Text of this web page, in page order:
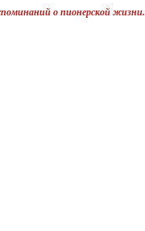
о пионерской жизни.